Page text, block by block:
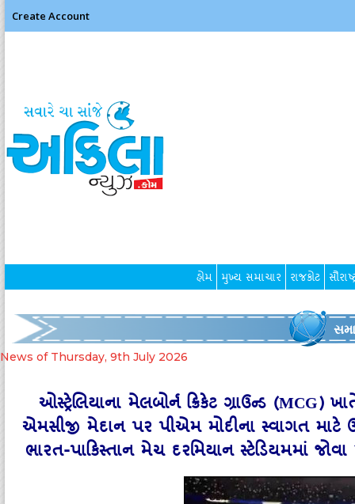
Create Account
હોમ મુખ્ય સમાચાર રાજકોટ
News of Thursday, 9th July 2026
ઓસ્ટ્રેલિયાના મેલબોર્ન ક્રિકેટ ગ્રાઉન્ડ (MCG)
એમસીજી મેદાન પર પીએમ મોદીના સ્વાગત માટે
ભારત-પાકિસ્તાન મેચ દરમિયાન સ્ટેડિયમમાં